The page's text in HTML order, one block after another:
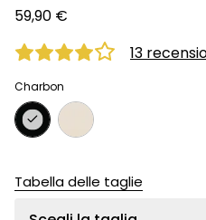
59,90 €
13
Charbon
Tabella delle taglie